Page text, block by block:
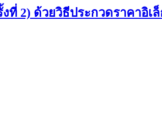
2) ด้วยวิธีประกวดราคาอิเ